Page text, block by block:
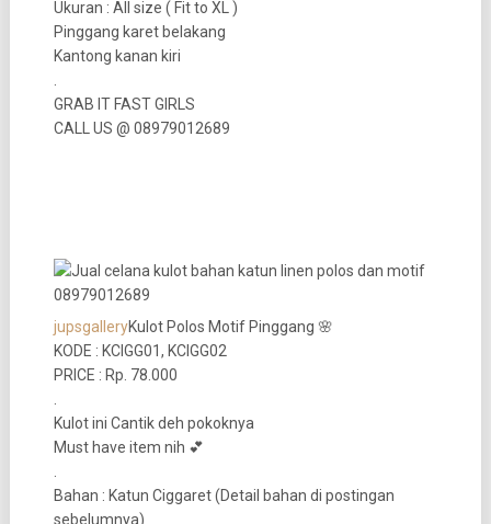
Ukuran : All size ( Fit to XL )
Pinggang karet belakang
Kantong kanan kiri
GRAB IT FAST GIRLS
CALL US @ 08979012689
jupsgalleryKulot Polos Motif Pinggang 🌸
KODE : KCIGG01, KCIGG02
PRICE : Rp. 78.000
.
Kulot ini Cantik deh pokoknya
Must have item nih 💕
.
Bahan : Katun Ciggaret (Detail bahan di postingan
sebelumnya)